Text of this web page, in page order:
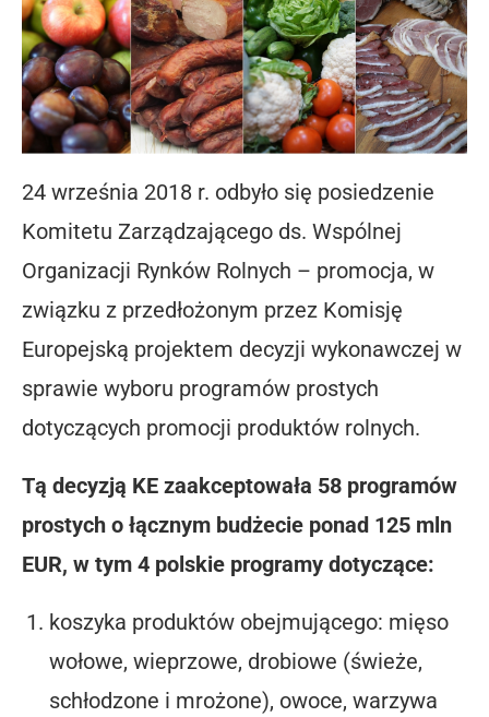
24 września 2018 r. odbyło się posiedzenie
Komitetu Zarządzającego ds. Wspólnej
Organizacji Rynków Rolnych – promocja, w
związku z przedłożonym przez Komisję
Europejską projektem decyzji wykonawczej w
sprawie wyboru programów prostych
dotyczących promocji produktów rolnych.
Tą decyzją KE zaakceptowała 58 programów
prostych o łącznym budżecie ponad 125 mln
EUR, w tym 4 polskie programy dotyczące:
koszyka produktów obejmującego: mięso
wołowe, wieprzowe, drobiowe (świeże,
schłodzone i mrożone), owoce, warzywa